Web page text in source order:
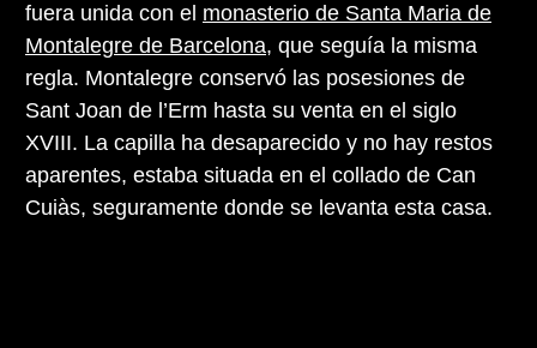
fuera unida con el monasterio de Santa Maria de
Montalegre de Barcelona, que seguía la misma
regla. Montalegre conservó las posesiones de
Sant Joan de l’Erm hasta su venta en el siglo
XVIII. La capilla ha desaparecido y no hay restos
aparentes, estaba situada en el collado de Can
Cuiàs, seguramente donde se levanta esta casa.